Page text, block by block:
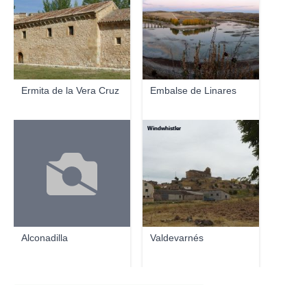
Ermita de la Vera Cruz Embalse de Linares
Alconadilla Valdevarnés
Windwhistler